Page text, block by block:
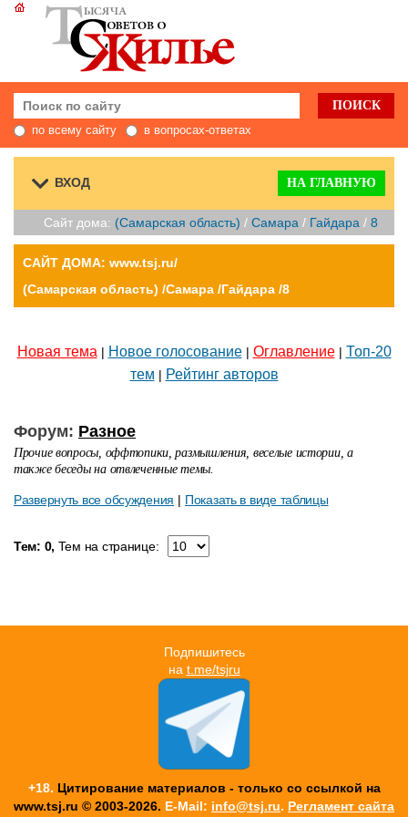
по всему сайту в вопросах-ответах
ВХОД НА ГЛАВНУЮ
Сайт дома: (Самарская область) / Самара / Гайдара / 8
САЙТ ДОМА: www.tsj.ru/
(Самарская область) /Самара /Гайдара /8
Новая тема | Новое голосование| Оглавление| Топ-20
тем | Рейтинг авторов
Форум: Разное
Прочие вопросы, оффтопики, размышления, веселые истории, а
также беседы на отвлеченные темы.
Развернуть все обсуждения | Показать в виде таблицы
Тем: 0, Тем на странице:
Подпишитесь
на t.me/tsjru
+18. Цитирование материалов - только со ссылкой на
www.tsj.ru © 2003-2026. E-Mail: info@tsj.ru. Регламент сайта